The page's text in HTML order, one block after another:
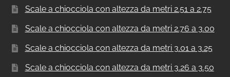
Scale a chiocciola con altezza da metri 2.51 a 2.75
Scale a chiocciola con altezza da metri 2.76 a 3.00
Scale a chiocciola con altezza da metri 3.01 a 3.25
Scale a chiocciola con altezza da metri 3.26 a 3.50